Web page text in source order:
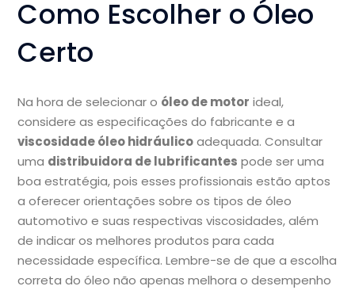
Como Escolher o Óleo
Certo
Na hora de selecionar o óleo de motor ideal,
considere as especificações do fabricante e a
viscosidade óleo hidráulicoadequada. Consultar
uma distribuidora de lubrificantes pode ser uma
boa estratégia, pois esses profissionais estão aptos
a oferecer orientações sobre os tipos de óleo
automotivo e suas respectivas viscosidades, além
de indicar os melhores produtos para cada
necessidade específica. Lembre-se de que a escolha
correta do óleo não apenas melhora o desempenho